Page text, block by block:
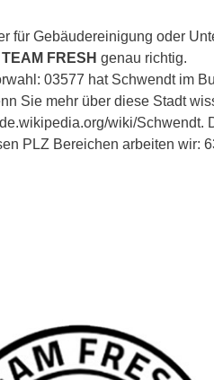
für Gebäudereinigung oder
TEAM FRESH genau richtig.
03577 hat Schwendt im
Sie mehr über diese Stadt
wiki/Schwendt.
PLZ Bereichen arbeiten wir: